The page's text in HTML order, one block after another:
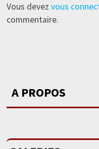
Vous devez vous
commentaire.
A PROPOS